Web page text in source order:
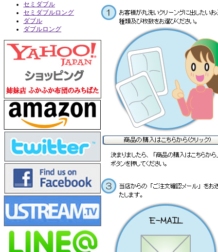
セミダブル
セミダブルロング
ダブル
ダブルロング